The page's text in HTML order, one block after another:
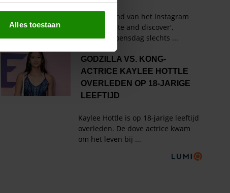
te bieden en om ons
partners voor social
informatie die u aan ze heeft
met onze cookies als u
Alles toestaan